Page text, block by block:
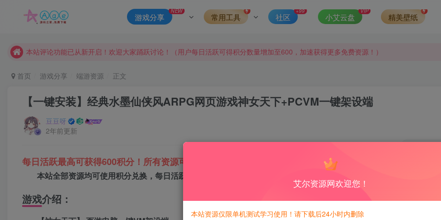
游戏分享
NEW
常用工具 社区
+99
小艾云盘
VIP
精美壁纸
请勿相信任何评论区广告！以免上当受骗！
本站评论功能已从新开启！欢迎大家踊跃讨论！（用户每日活跃可得积分数量增加至600，加速获得更多免费资源！）
现在赞助会员享受专属折扣，详情点击此条公告。
请勿相信任何评论区广告！以免上当受骗！
本网站的文章部分内容可能来源于网络，仅供大家学习与参考，如有侵权，请联系站长QQ466107887进行删除处理。
首页 游戏分享 端游资源 正文
【一键安装】经典水墨仙侠风ARPG网页游戏神女天下+PCVM一键架设端
豆豆呀
2年前更新
每日活跃最高可获得600积分！所有资源可以使用积分免费兑换！
本站全部资源均可使用积分兑换，每日活跃最高可获得600积分，相当于本站所有资源均可白嫖！
游戏介绍：
艾尔资源网欢迎您！
本站资源仅限单机测试学习使用！请下载后24小时内删除